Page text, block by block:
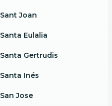
Sant Joan
Santa Eulalia
Santa Gertrudis
Santa Inés
San Jose